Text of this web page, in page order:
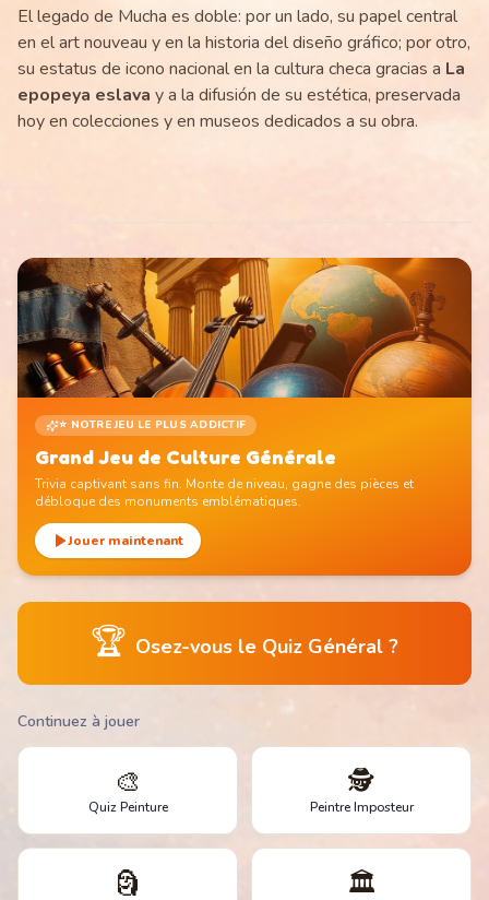
El legado de Mucha es doble: por un lado, su papel central
en el art nouveau y en la historia del diseño gráfico; por otro,
su estatus de icono nacional en la cultura checa gracias a La
epopeya eslava y a la difusión de su estética, preservada
hoy en colecciones y en museos dedicados a su obra.
⭐ NOTRE JEU LE PLUS ADDICTIF
Grand Jeu de Culture Générale
Trivia captivant sans fin. Monte de niveau, gagne des pièces et
débloque des monuments emblématiques.
Jouer maintenant
🏆 Osez-vous le Quiz Général ?
Continuez à jouer
🎨
Quiz Peinture
🕵️
Peintre Imposteur
🗿 🏛️